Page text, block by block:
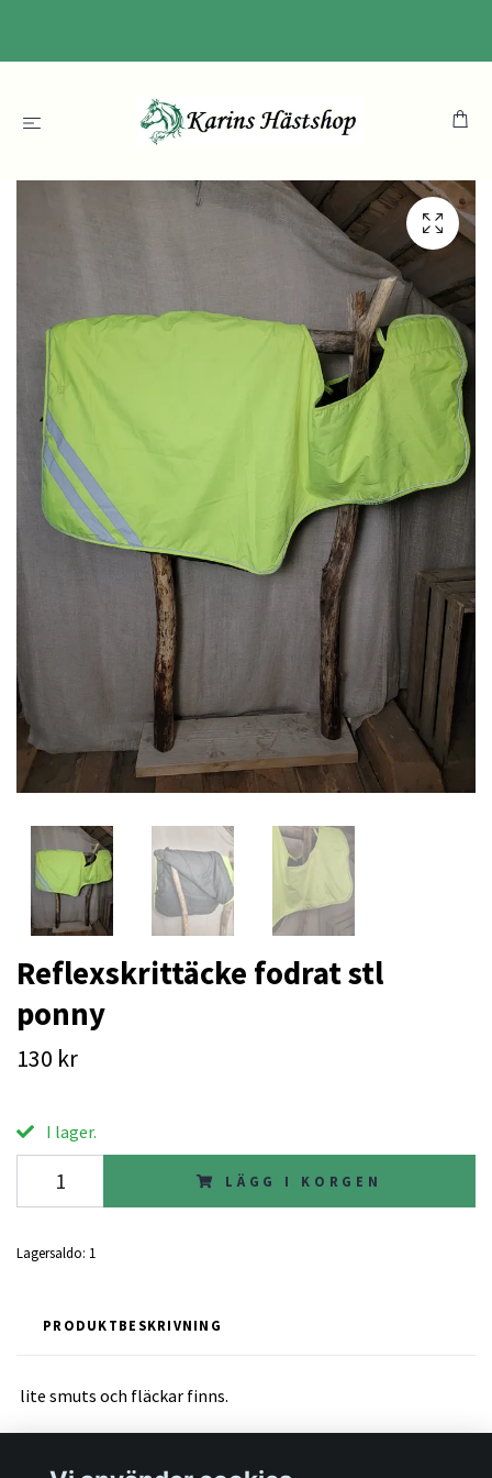
Reflexskrittäcke fodrat stl
ponny
130 kr
I lager.
LÄGG I KORGEN
Lagersaldo: 1
PRODUKTBESKRIVNING
lite smuts och fläckar finns.